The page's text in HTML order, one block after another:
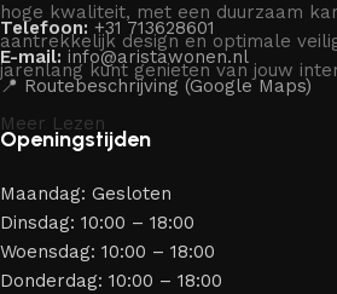
hoge kwaliteit, met een duurzaam
aantrekkelijk design en optimale
jarenlang kunt genieten van jouw
Meer Lezen
Telefoon: +31 713628601
E-mail: info@aristawonen.nl
📍 Routebeschrijving (Google Maps)
Openingstijden
Maandag: Gesloten
Dinsdag: 10:00 – 18:00
Woensdag: 10:00 – 18:00
Donderdag: 10:00 – 18:00